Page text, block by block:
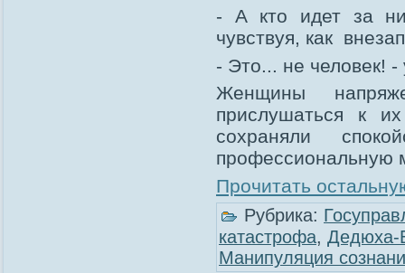
- А кто идет за
чувствуя, как
- Это... не человек!
Женщины
прислушаться к
сохраняли
профессиональную
Прочитать
Рубрика:
катастрофа, Дедюха-
Манипуляция